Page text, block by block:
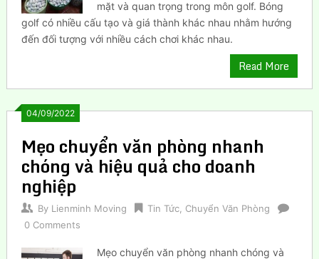
mặt và quan trọng trong môn golf. Bóng
golf có nhiều cấu tạo và giá thành khác nhau nhằm hướng
đến đối tượng với nhiều cách chơi khác nhau.
Read More
04/09/2022
Mẹo chuyển văn phòng nhanh
chóng và hiệu quả cho doanh
nghiệp
By Lienminh Moving Tin Tức, Chuyển Văn Phòng
0 Comments
Mẹo chuyển văn phòng nhanh chóng và